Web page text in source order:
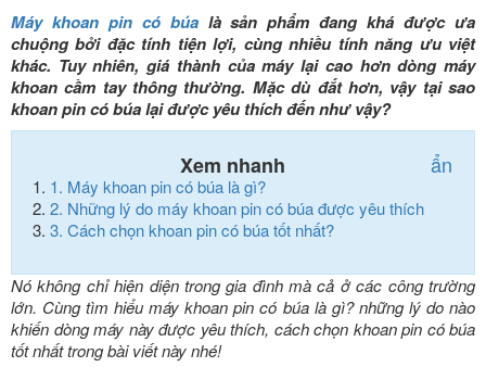
Máy khoan pin có búalà sản phẩm đang khá được ưa
chuộng bởi đặc tính tiện lợi, cùng nhiều tính năng ưu việt
khác. Tuy nhiên, giá thành của máy lại cao hơn dòng máy
khoan cầm tay thông thường. Mặc dù đắt hơn, vậy tại sao
khoan pin có búa lại được yêu thích đến như vậy?
Xem nhanh ẩn
1. Máy khoan pin có búa là gì?
2. Những lý do máy khoan pin có búa được yêu thích
3. Cách chọn khoan pin có búa tốt nhất?
Nó không chỉ hiện diện trong gia đình mà cả ở các công trường
lớn. Cùng tìm hiểu máy khoan pin có búa là gì? những lý do nào
khiến dòng máy này được yêu thích, cách chọn khoan pin có búa
tốt nhất trong bài viết này nhé!